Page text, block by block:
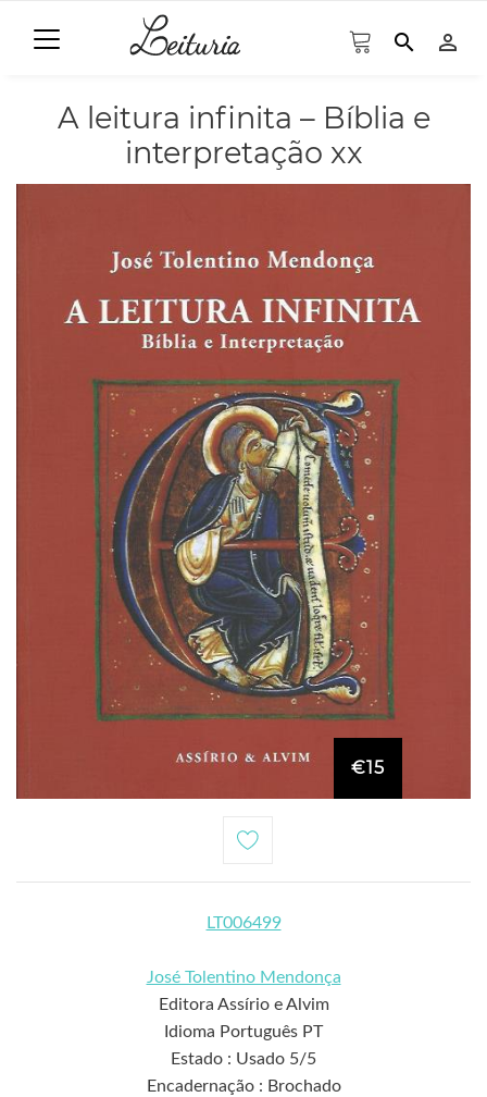
search person_outline
A leitura infinita – Bíblia e
interpretação xx
€15
LT006499
José Tolentino Mendonça
Editora Assírio e Alvim
Idioma Português PT
Estado : Usado 5/5
Encadernação : Brochado